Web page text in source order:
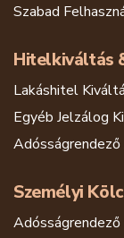
Szabad
Hitelkiváltás
Lakáshitel
Egyéb Jelzálog
Személyi